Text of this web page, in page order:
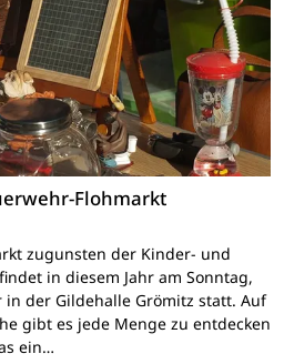
Flohmarkt
zugunsten der Kinder- und
in diesem Jahr am Sonntag,
in der Gildehalle Grömitz statt. Auf
gibt es jede Menge zu entdecken
ein…